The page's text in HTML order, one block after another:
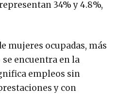
34% y 4.8%,
mujeres ocupadas, más
encuentra en la
empleos sin
y con